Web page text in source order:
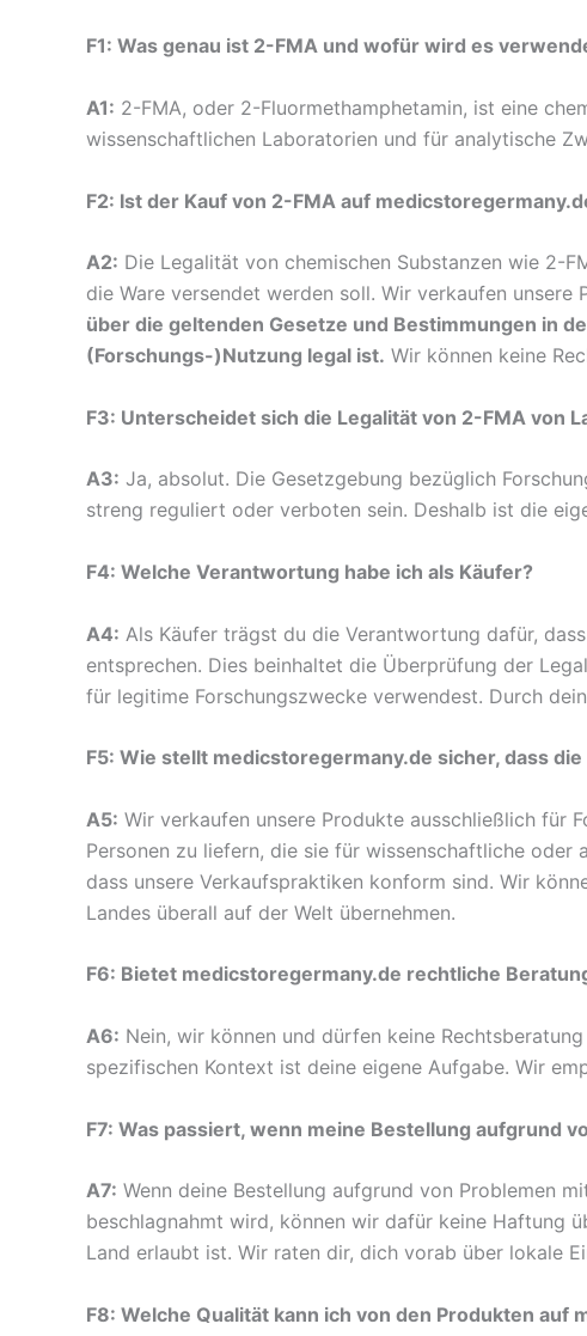
F1: Was genau ist 2-FMA und wofür wird es
A1: 2-FMA, oder 2-Fluormethamphetamin, ist eine
wissenschaftlichen Laboratorien und für analytische
F2: Ist der Kauf von 2-FMA auf
A2: Die Legalität von chemischen Substanzen wie 2-
die Ware versendet werden soll. Wir verkaufen
über die geltenden Gesetze und Bestimmungen in
(Forschungs-)Nutzung legal ist. Wir können keine
F3: Unterscheidet sich die Legalität von 2-FMA von
A3: Ja, absolut. Die Gesetzgebung bezüglich
streng reguliert oder verboten sein. Deshalb ist die
F4: Welche Verantwortung habe ich als Käufer?
A4: Als Käufer trägst du die Verantwortung dafür,
entsprechen. Dies beinhaltet die Überprüfung der
für legitime Forschungszwecke verwendest. Durch
F5: Wie stellt medicstoregermany.de sicher, dass
A5: Wir verkaufen unsere Produkte ausschließlich für
Personen zu liefern, die sie für wissenschaftliche
dass unsere Verkaufspraktiken konform sind. Wir
Landes überall auf der Welt übernehmen.
F6: Bietet medicstoregermany.de rechtliche
A6: Nein, wir können und dürfen keine
spezifischen Kontext ist deine eigene Aufgabe. Wir
F7: Was passiert, wenn meine Bestellung aufgrund
A7: Wenn deine Bestellung aufgrund von Problemen
beschlagnahmt wird, können wir dafür keine Haftung
Land erlaubt ist. Wir raten dir, dich vorab über lokale
F8: Welche Qualität kann ich von den Produkten auf